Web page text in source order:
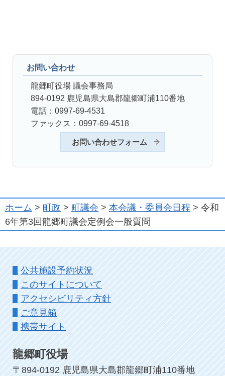
お問い合わせ
龍郷町役場 議会事務局
894-0192 鹿児島県大島郡龍郷町浦110番地
電話：0997-69-4531
ファックス：0997-69-4518
お問い合わせフォーム
ホーム > 町政 > 町議会 > 本会議・委員会日程 > 令和
6年第3回龍郷町議会定例会一般質問
公共施設予約状況
このサイトについて
アクセシビリティ方針
ご意見箱
携帯サイト
龍郷町役場
〒894-0192 鹿児島県大島郡龍郷町浦110番地